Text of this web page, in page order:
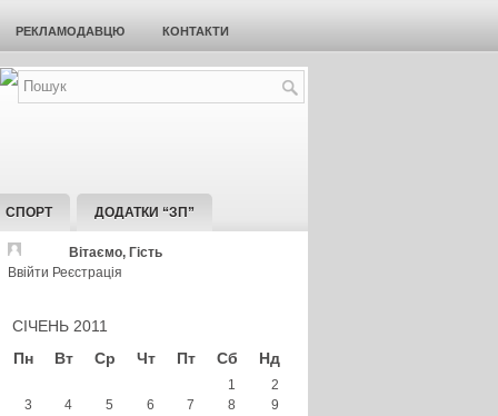
РЕКЛАМОДАВЦЮ КОНТАКТИ
СПОРТ ДОДАТКИ “ЗП”
Вітаємо, Гість
Ввійти Реєстрація
СІЧЕНЬ 2011
Пн
Вт Ср Чт Пт Сб Нд
1
2
3
4 5 6 7 8
9